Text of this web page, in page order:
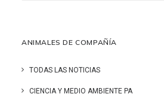
ANIMALES DE COMPAÑÍA
TODAS LAS NOTICIAS
CIENCIA Y MEDIO AMBIENTE PA